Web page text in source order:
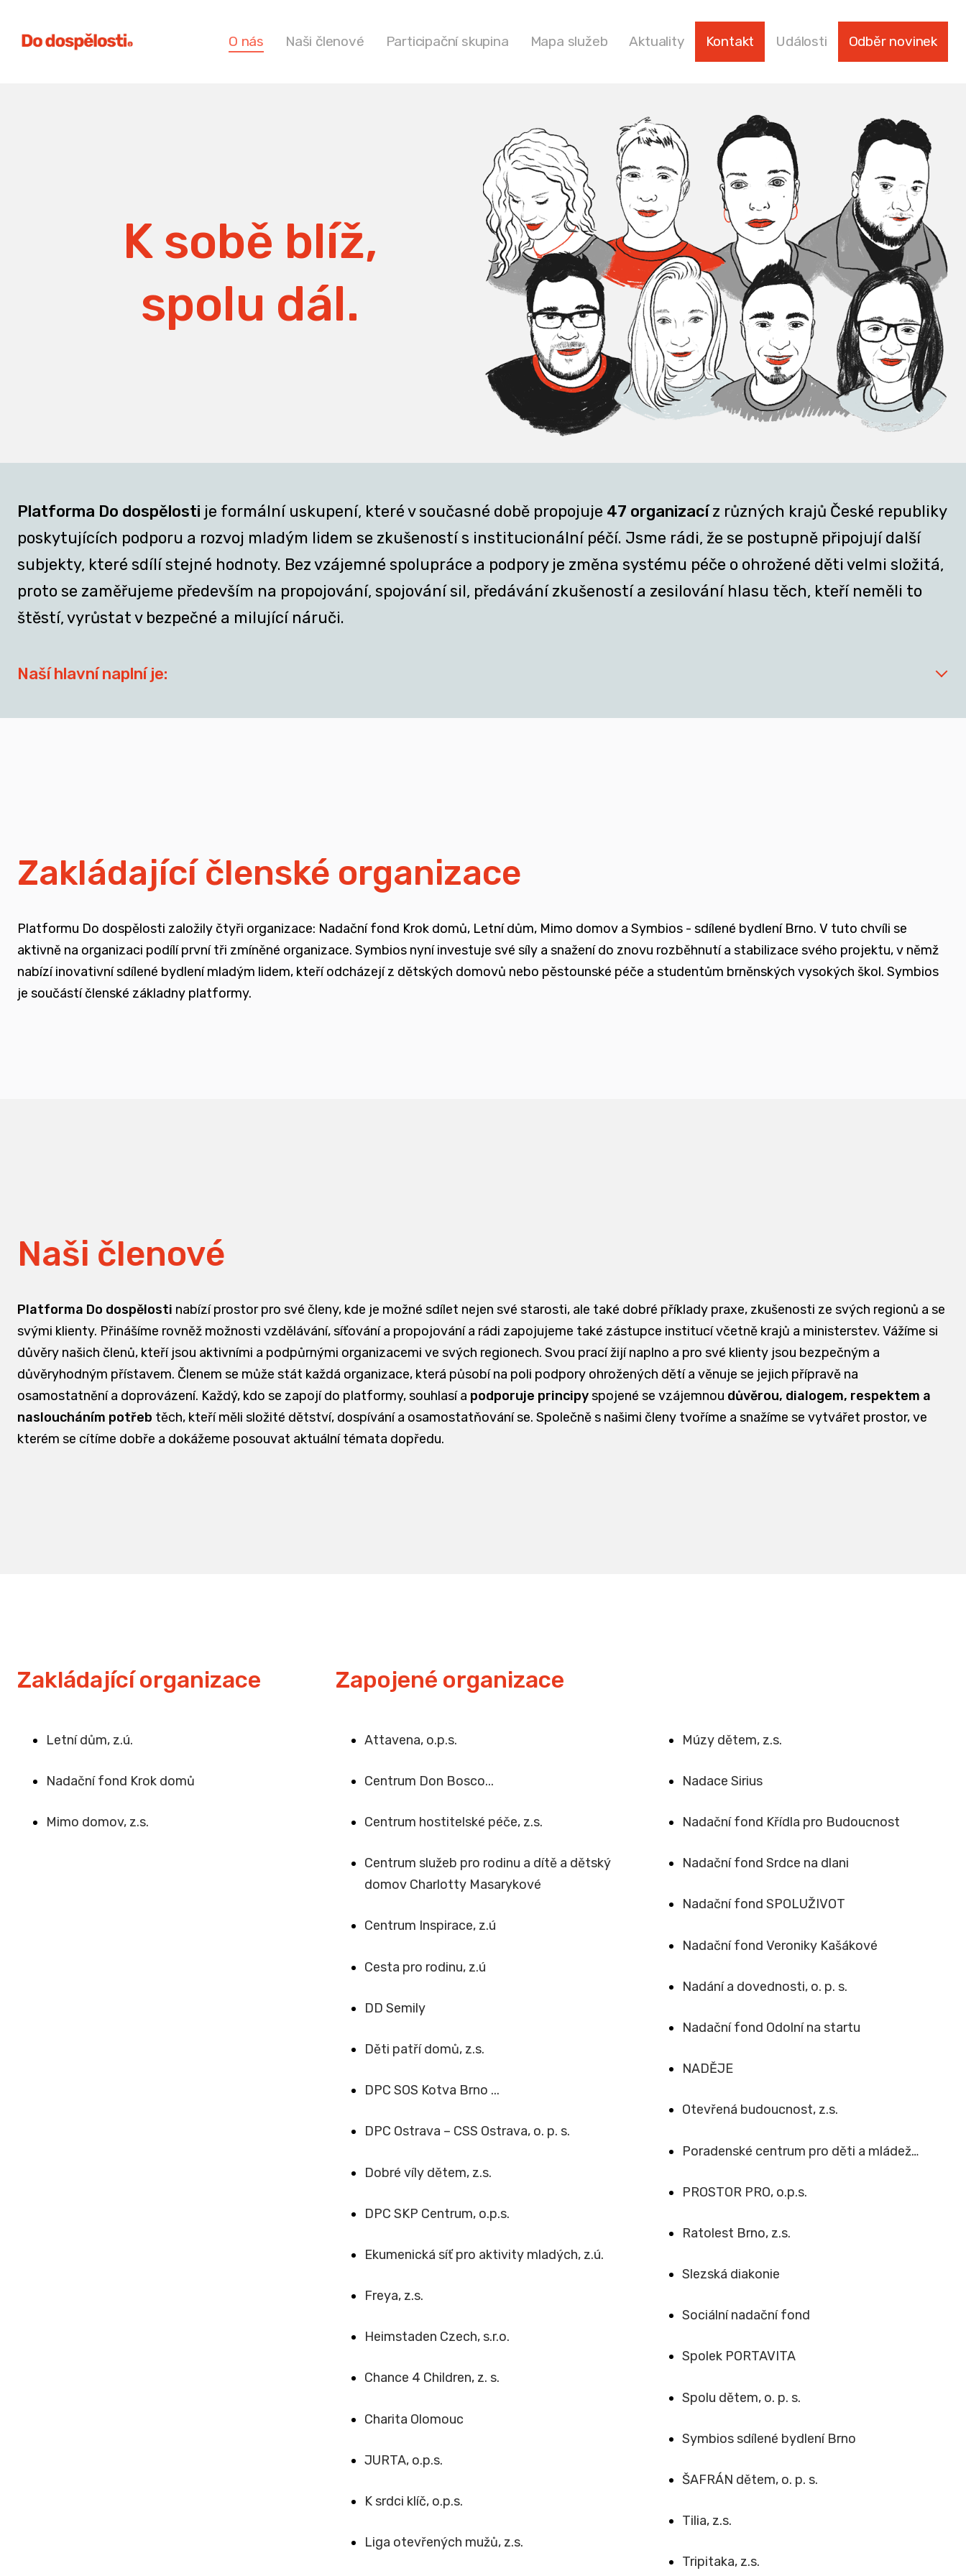
O nás Naši členové Participační skupina Mapa služeb Aktuality Kontakt Události Odběr novinek
K sobě blíž,
spolu dál.
Platforma Do dospělosti je formální uskupení, které v současné době propojuje 47 organizacíz různých krajů České republiky
poskytujících podporu a rozvoj mladým lidem se zkušeností s institucionální péčí. Jsme rádi, že se postupně připojují další
subjekty, které sdílí stejné hodnoty. Bez vzájemné spolupráce a podpory je změna systému péče o ohrožené děti velmi složitá,
proto se zaměřujeme především na propojování, spojování sil, předávání zkušeností a zesilování hlasu těch, kteří neměli to
štěstí, vyrůstat v bezpečné a milující náruči.
Naší hlavní naplní je:
rozvíjet dialog a vést kontruktivní debaty spojené se změnou systému péče o ohrožené děti
podporovat vzdělání a osvětu nejen u svých členů, ale také u odborné veřejnosti
měnit pohledy na práci s traumatizovanými dětmi
Zakládající členské organizace
Platformu Do dospělosti založily čtyři organizace: Nadační fond Krok domů, Letní dům, Mimo domov a Symbios - sdílené bydlení Brno. V tuto chvíli se
aktivně na organizaci podílí první tři zmíněné organizace. Symbios nyní investuje své síly a snažení do znovu rozběhnutí a stabilizace svého projektu, v němž
nabízí inovativní sdílené bydlení mladým lidem, kteří odcházejí z dětských domovů nebo pěstounské péče a studentům brněnských vysokých škol. Symbios
je součástí členské základny platformy.
Naši členové
Platforma Do dospělosti nabízí prostor pro své členy, kde je možné sdílet nejen své starosti, ale také dobré příklady praxe, zkušenosti ze svých regionů a se
svými klienty. Přinášíme rovněž možnosti vzdělávání, síťování a propojování a rádi zapojujeme také zástupce institucí včetně krajů a ministerstev. Vážíme si
důvěry našich členů, kteří jsou aktivními a podpůrnými organizacemi ve svých regionech. Svou prací žijí naplno a pro své klienty jsou bezpečným a
důvěryhodným přístavem. Členem se může stát každá organizace, která působí na poli podpory ohrožených dětí a věnuje se jejich přípravě na
osamostatnění a doprovázení. Každý, kdo se zapojí do platformy, souhlasí a podporuje principyspojené se vzájemnou důvěrou, dialogem, respektem a
nasloucháním potřeb těch, kteří měli složité dětství, dospívání a osamostatňování se. Společně s našimi členy tvoříme a snažíme se vytvářet prostor, ve
kterém se cítíme dobře a dokážeme posouvat aktuální témata dopředu.
Zakládající organizace
Letní dům, z.ú.
Nadační fond Krok domů
Mimo domov, z.s.
Zapojené organizace
Attavena, o.p.s.
Centrum Don Bosco...
Centrum hostitelské péče, z.s.
Centrum služeb pro rodinu a dítě a dětský
domov Charlotty Masarykové
Centrum Inspirace, z.ú
Cesta pro rodinu, z.ú
DD Semily
Děti patří domů, z.s.
DPC SOS Kotva Brno ...
DPC Ostrava – CSS Ostrava, o. p. s.
Dobré víly dětem, z.s.
DPC SKP Centrum, o.p.s.
Ekumenická síť pro aktivity mladých, z.ú.
Freya, z.s.
Heimstaden Czech, s.r.o.
Chance 4 Children, z. s.
Charita Olomouc
JURTA, o.p.s.
K srdci klíč, o.p.s.
Liga otevřených mužů, z.s.
Múzy dětem, z.s.
Nadace Sirius
Nadační fond Křídla pro Budoucnost
Nadační fond Srdce na dlani
Nadační fond SPOLUŽIVOT
Nadační fond Veroniky Kašákové
Nadání a dovednosti, o. p. s.
Nadační fond Odolní na startu
NADĚJE
Otevřená budoucnost, z.s.
Poradenské centrum pro děti a mládež…
PROSTOR PRO, o.p.s.
Ratolest Brno, z.s.
Slezská diakonie
Sociální nadační fond
Spolek PORTAVITA
Spolu dětem, o. p. s.
Symbios sdílené bydlení Brno
ŠAFRÁN dětem, o. p. s.
Tilia, z.s.
Tripitaka, z.s.